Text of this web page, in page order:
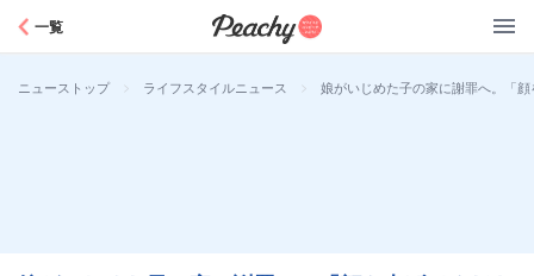
一覧
ニューストップ > ライフスタイルニュース > 娘がいじめた子の家に謝罪へ。「